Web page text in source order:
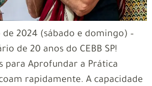
de 2024 (sábado e domingo) –
de 20 anos do CEBB SP!
para Aprofundar a Prática
rapidamente. A capacidade